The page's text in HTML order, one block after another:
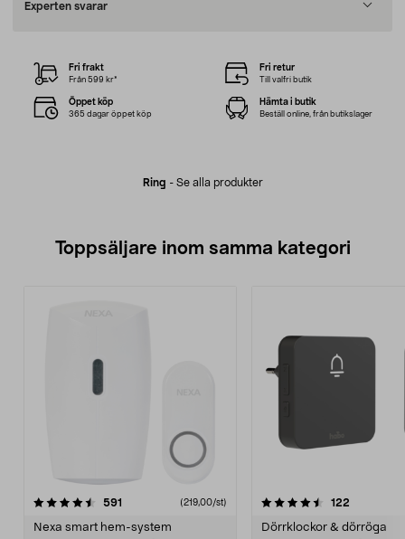
Experten svarar
Ring - Se alla produkter
Fri frakt
Från 599 kr*
Fri retur
Till valfri butik
Öppet köp
365 dagar öppet köp
Hämta i butik
Beställ online, från butikslager
Toppsäljare inom samma kategori
591 recensioner(219,00/st)
Nexa smart hem-system
4.5 av 5 stjärnor 122
Dörrklockor & dörröga
4.5 av 5 stjärnor